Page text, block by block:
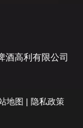
酒高利有限公司
地图 | 隐私政策